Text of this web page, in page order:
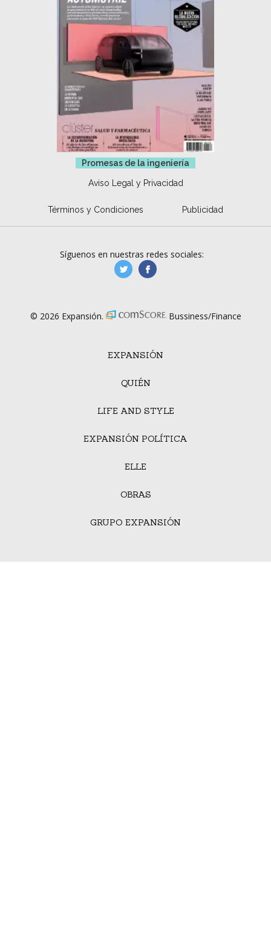
Promesas de la ingeniería
Aviso Legal y Privacidad
Términos y Condiciones Publicidad
EXPANSIÓN
QUIÉN
LIFE AND STYLE
EXPANSIÓN POLÍTICA
ELLE
OBRAS
GRUPO EXPANSIÓN
Síguenos en nuestras redes sociales:
manufacturaGE
© 2026 Expansión. Bussiness/Finance